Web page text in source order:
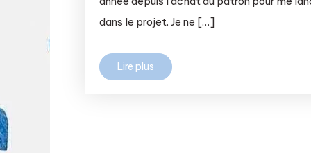
dans le projet. Je ne […]
Lire plus